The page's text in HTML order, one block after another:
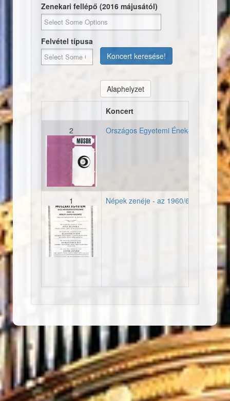
Zenekari fellépő (2016 májusától)
Felvétel típusa
Koncert keresése!
Alaphelyzet
Koncert
2
Országos Egyetemi Ének-zenei
1 Népek zenéje - az 1960/61-es